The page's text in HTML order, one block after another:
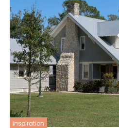
inspiration